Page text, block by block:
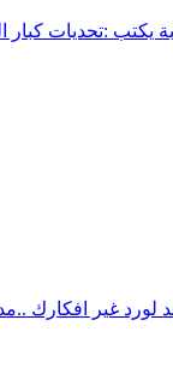
يكتب :تحديات كبار
لورد غير افكارك